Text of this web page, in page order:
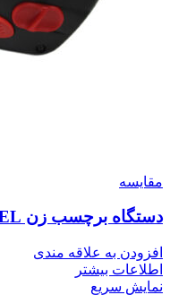
مقايسه
دستگاه برچسب زن EUROBEL
افزودن به علاقه مندی
اطلاعات بیشتر
نمایش سریع